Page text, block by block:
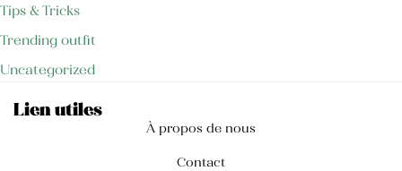
Tips & Tricks
Trending outfit
Uncategorized
Lien utiles
À propos de nous
Contact